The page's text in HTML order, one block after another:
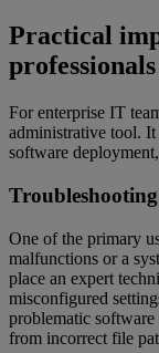
Practical
professionals
For enterprise IT
administrative tool.
software
One of the primary
malfunctions or a
place an expert
misconfigured
problematic software
from incorrect file